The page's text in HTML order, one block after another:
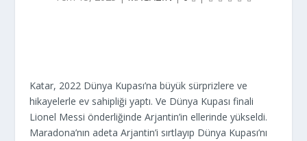
Katar, 2022 Dünya Kupası’na büyük sürprizlere ve
hikayelerle ev sahipliği yaptı. Ve Dünya Kupası finali
Lionel Messi önderliğinde Arjantin’in ellerinde yükseldi.
Maradona’nın adeta Arjantin’i sırtlayıp Dünya Kupası’nı